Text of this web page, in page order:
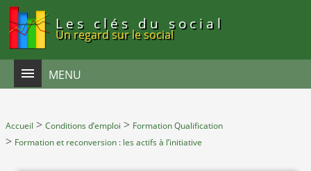
Les clés du social
Un regard sur le social
MENU
Accueil > Conditions d’emploi > Formation Qualification
> Formation et reconversion : les actifs à l’initiative
Panneau de gestion des cookies